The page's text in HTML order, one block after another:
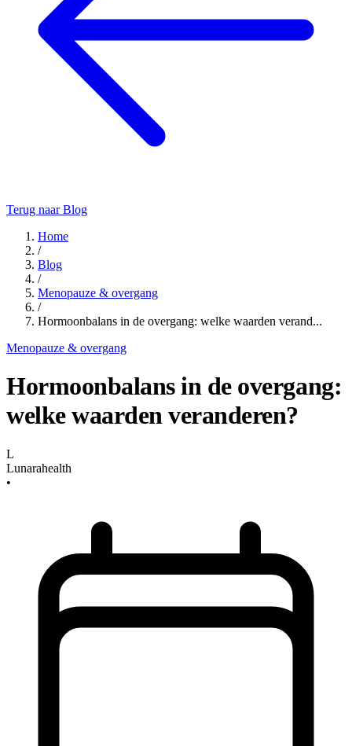
Terug naar Blog
Home
/
Blog
/
Menopauze & overgang
/
Hormoonbalans in de overgang: welke waarden verand...
Menopauze & overgang
Hormoonbalans in de overgang:
welke waarden veranderen?
L
Lunarahealth
•